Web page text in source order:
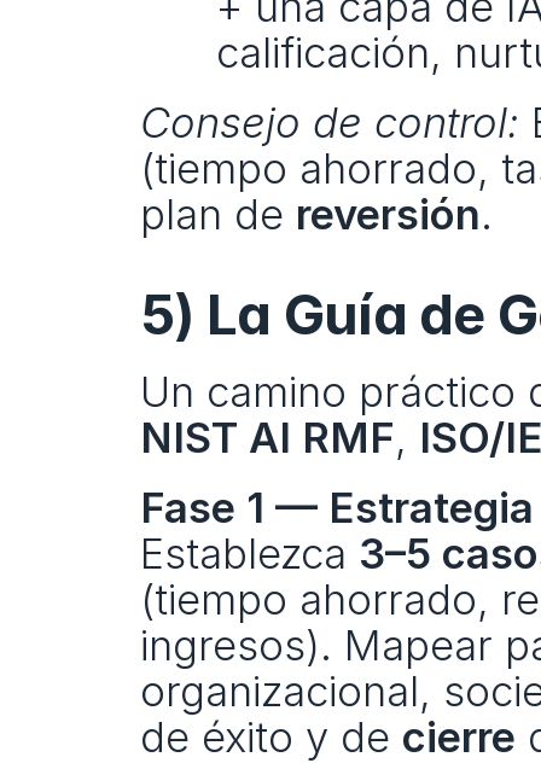
calificación,
Consejo de control:
(tiempo ahorrado,
plan de reversión.
5) La Guía de
NIST AI RMF, ISO/
Fase 1 —
Establezca 3–5
(tiempo ahorrado,
ingresos). Mapear
organizacional,
de éxito y de cierre